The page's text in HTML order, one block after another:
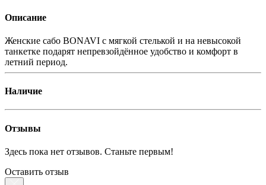
Описание
Женские сабо BONAVI с мягкой стелькой и на невысокой
танкетке подарят непревзойдённое удобство и комфорт в
летний период.
Наличие
Отзывы
Здесь пока нет отзывов. Станьте первым!
Оставить отзыв